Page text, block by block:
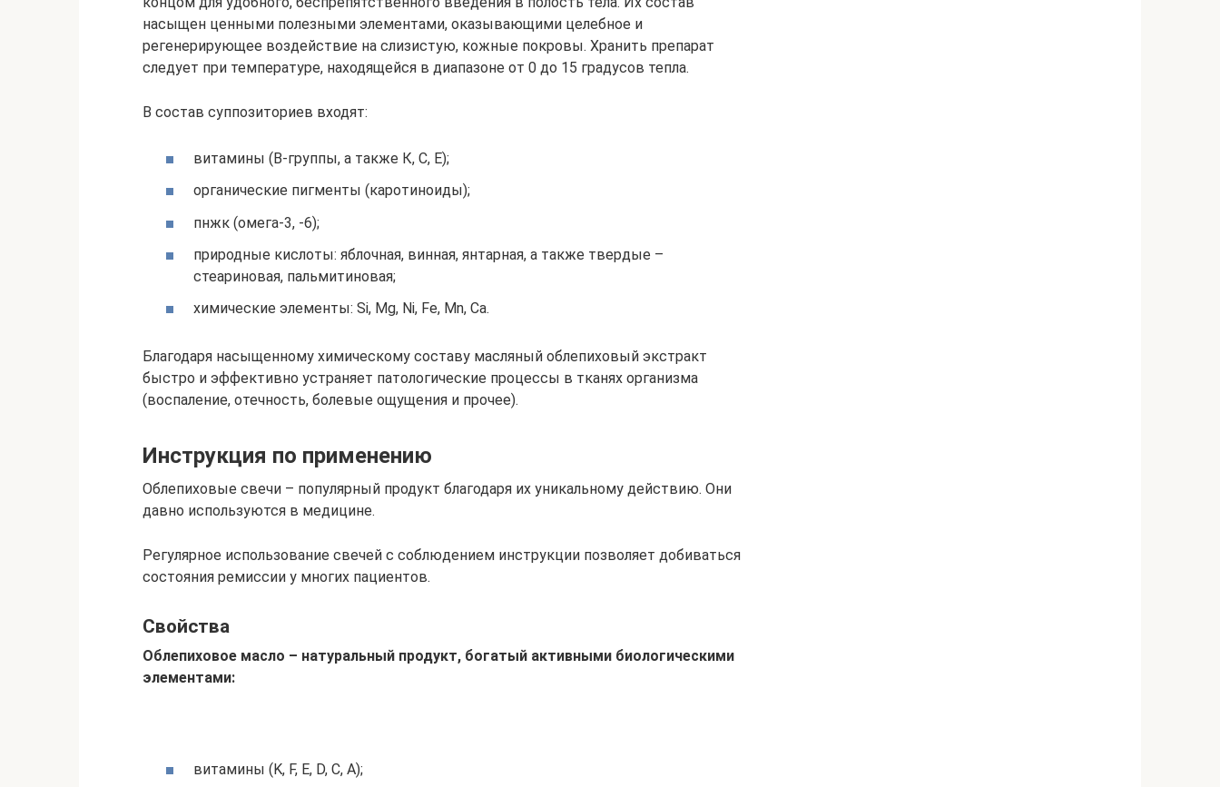
насыщен ценными полезными элементами, оказывающими целебное и
регенерирующее воздействие на слизистую, кожные покровы. Хранить препарат
следует при температуре, находящейся в диапазоне от 0 до 15 градусов тепла.
В состав суппозиториев входят:
витамины (В-группы, а также К, С, Е);
органические пигменты (каротиноиды);
пнжк (омега-3, -6);
природные кислоты: яблочная, винная, янтарная, а также твердые –
стеариновая, пальмитиновая;
химические элементы: Si, Mg, Ni, Fe, Mn, Ca.
Благодаря насыщенному химическому составу масляный облепиховый экстракт
быстро и эффективно устраняет патологические процессы в тканях организма
(воспаление, отечность, болевые ощущения и прочее).
Инструкция по применению
Облепиховые свечи – популярный продукт благодаря их уникальному действию. Они
давно используются в медицине.
Регулярное использование свечей с соблюдением инструкции позволяет добиваться
состояния ремиссии у многих пациентов.
Свойства
Облепиховое масло – натуральный продукт, богатый активными биологическими
элементами:
витамины (K, F, E, D, C, A);